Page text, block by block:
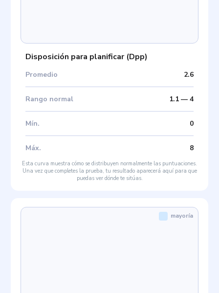
Disposición para planificar(Dpp)
Promedio 2.6
Rango normal 1.1— 4
Mín. 0
Máx. 8
Esta curva muestra cómo se distribuyen normalmente las puntuaciones.
Una vez que completes la prueba, tu resultado aparecerá aquí para que
puedas ver dónde te sitúas.
mayoría